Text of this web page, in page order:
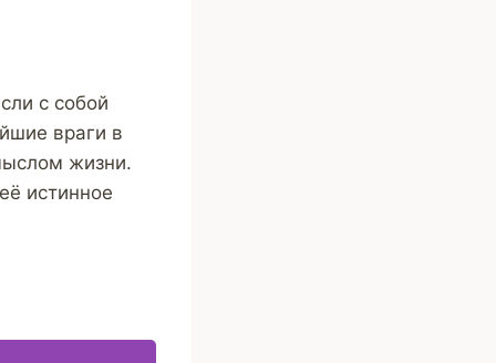
с собой
враги в
жизни.
истинное